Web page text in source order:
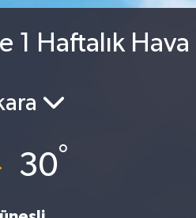
1 Haftalık
30°